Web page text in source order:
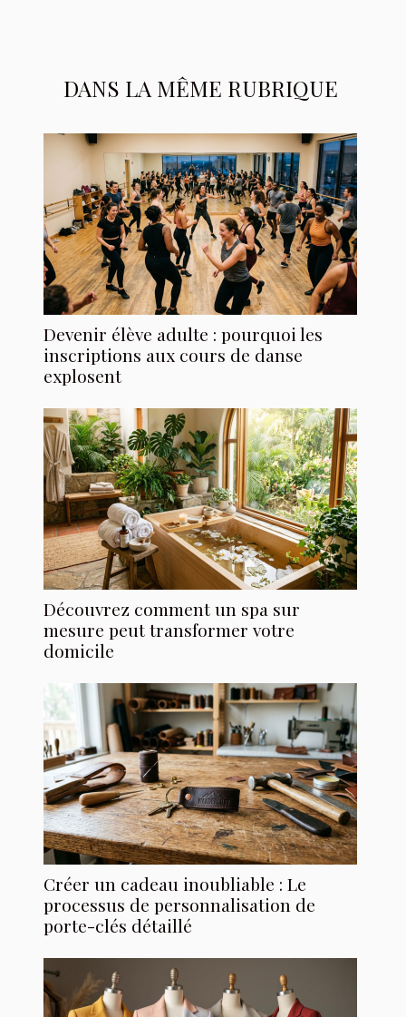
DANS LA MÊME RUBRIQUE
Devenir élève adulte : pourquoi les
inscriptions aux cours de danse
explosent
Découvrez comment un spa sur
mesure peut transformer votre
domicile
Créer un cadeau inoubliable : Le
processus de personnalisation de
porte-clés détaillé